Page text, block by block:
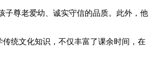
子尊老爱幼、诚实守信的品质。此外，他
统文化知识，不仅丰富了课余时间，在